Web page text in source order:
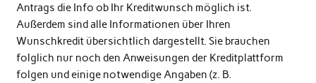
Antrags die Info ob Ihr Kreditwunsch möglich ist.
Außerdem sind alle Informationen über Ihren
Wunschkredit übersichtlich dargestellt. Sie brauchen
folglich nur noch den Anweisungen der Kreditplattform
folgen und einige notwendige Angaben (z. B.